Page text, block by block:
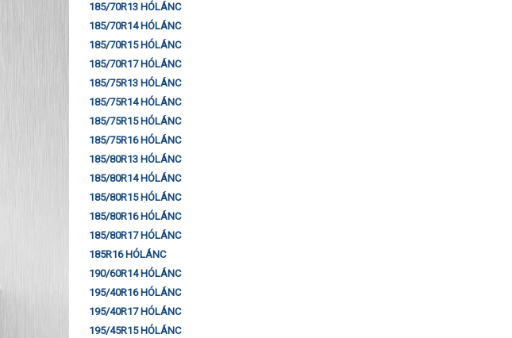
185/70R13 HÓLÁNC
185/70R14 HÓLÁNC
185/70R15 HÓLÁNC
185/70R17 HÓLÁNC
185/75R13 HÓLÁNC
185/75R14 HÓLÁNC
185/75R15 HÓLÁNC
185/75R16 HÓLÁNC
185/80R13 HÓLÁNC
185/80R14 HÓLÁNC
185/80R15 HÓLÁNC
185/80R16 HÓLÁNC
185/80R17 HÓLÁNC
185R16 HÓLÁNC
190/60R14 HÓLÁNC
195/40R16 HÓLÁNC
195/40R17 HÓLÁNC
195/45R15 HÓLÁNC